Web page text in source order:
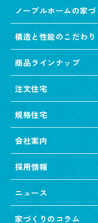
ノーブルホームの家づ
構造と性能のこだわり
商品ラインナップ
注文住宅
規格住宅
会社案内
採用情報
ニュース
家づくりのコラム